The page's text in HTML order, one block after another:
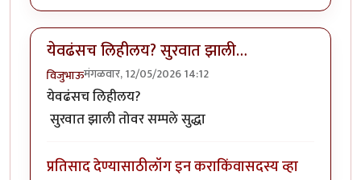
येवढंसच लिहीलय? सुरवात झाली…
विजुभाऊमंगळवार, 12/05/2026 14:12
येवढंसच लिहीलय?
सुरवात झाली तोवर सम्पले सुद्धा
प्रतिसाद देण्यासाठीलॉग इन कराकिंवासदस्य व्हा